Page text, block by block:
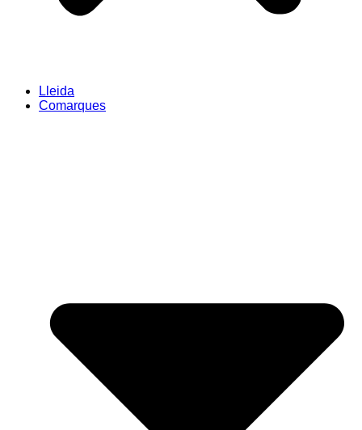
Lleida
Comarques